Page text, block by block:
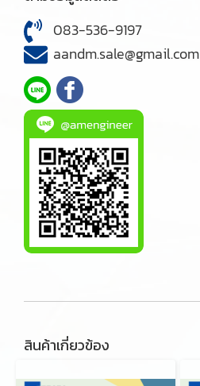
083-536-9197
aandm.sale@gmail.com
สินค้าเกี่ยวข้อง